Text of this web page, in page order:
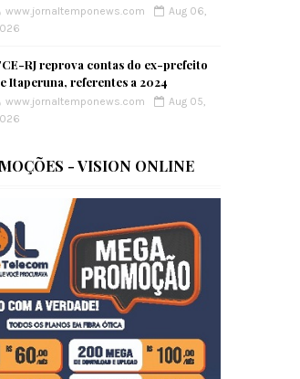
www.jornaltemponews.com
Aug 06,
RJ reprova contas do ex-prefeito
Itaperuna, referentes a 2024
www.jornaltemponews.com
Aug 05,
- VISION ONLINE